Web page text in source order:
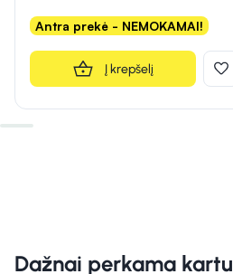
Antra prekė - NEMOKAMAI!
Į krepšelį
Dažnai perkama kartu